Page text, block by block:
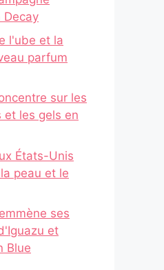
Decay
l'ube et la
parfum
sur les
et les gels en
États-Unis
peau et le
ses
et
Blue